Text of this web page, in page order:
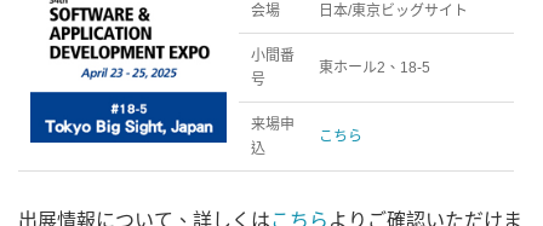
会場 日本/東京ビッグサイト
小間番
号
東ホール2、18-5
来場申
込
こちら
出展情報について、詳しくはこちら よりご確認いただけま